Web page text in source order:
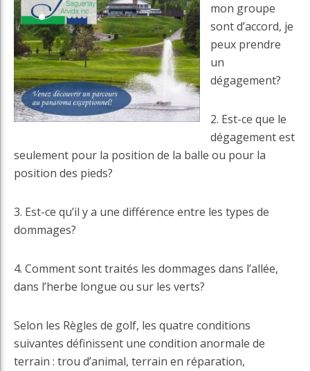
mon groupe
sont d’accord, je
peux prendre
un
dégagement?
2. Est-ce que le
dégagement est
seulement pour la position de la balle ou pour la
position des pieds?
3. Est-ce qu’il y a une différence entre les types de
dommages?
4. Comment sont traités les dommages dans l’allée,
dans l’herbe longue ou sur les verts?
Selon les Règles de golf, les quatre conditions
suivantes définissent une condition anormale de
terrain : trou d’animal, terrain en réparation,